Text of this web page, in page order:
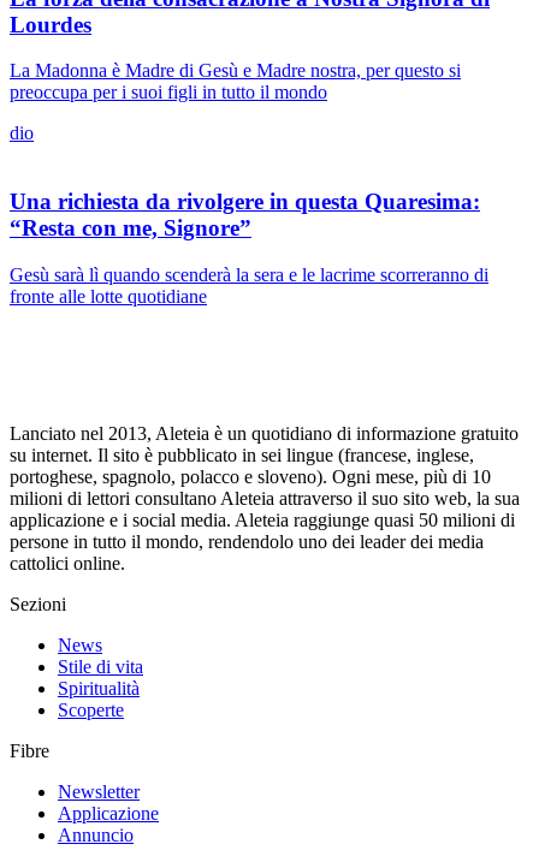
Lourdes
La Madonna è Madre di Gesù e Madre nostra, per questo si
preoccupa per i suoi figli in tutto il mondo
dio
Una richiesta da rivolgere in questa Quaresima:
“Resta con me, Signore”
Gesù sarà lì quando scenderà la sera e le lacrime scorreranno di
fronte alle lotte quotidiane
Lanciato nel 2013, Aleteia è un quotidiano di informazione gratuito
su internet. Il sito è pubblicato in sei lingue (francese, inglese,
portoghese, spagnolo, polacco e sloveno). Ogni mese, più di 10
milioni di lettori consultano Aleteia attraverso il suo sito web, la sua
applicazione e i social media. Aleteia raggiunge quasi 50 milioni di
persone in tutto il mondo, rendendolo uno dei leader dei media
cattolici online.
Sezioni
News
Stile di vita
Spiritualità
Scoperte
Fibre
Newsletter
Applicazione
Annuncio